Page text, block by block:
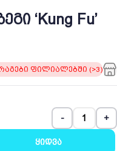
‘Kung Fu’
ფილიალებში (>3)
- +
ყიდვა